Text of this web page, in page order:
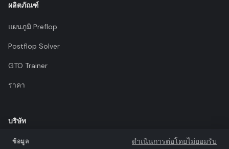
ผลิตภัณฑ์
แผนภูมิ Preflop
Postflop Solver
GTO Trainer
ราคา
บริษัท
ข้อกำหนดการใช้งาน
ข้อมูล ดำเนินการต่อโดยไม่ยอมรับ